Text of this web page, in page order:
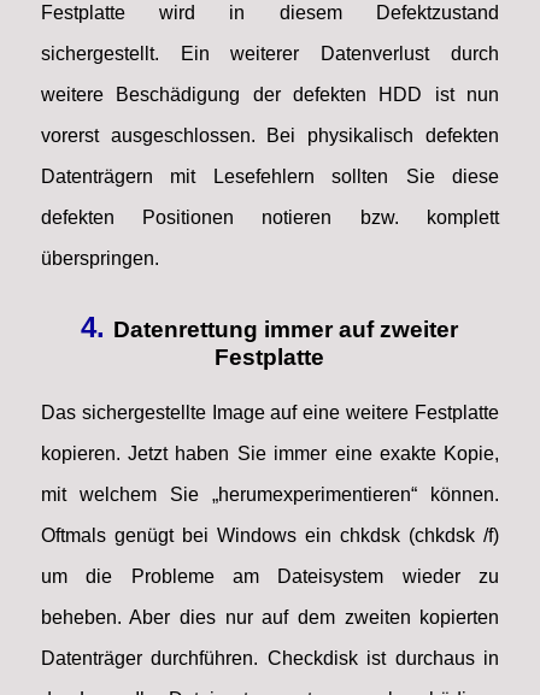
Festplatte wird in diesem Defektzustand
sichergestellt. Ein weiterer Datenverlust durch
weitere Beschädigung der defekten HDD ist nun
vorerst ausgeschlossen. Bei physikalisch defekten
Datenträgern mit Lesefehlern sollten Sie diese
defekten Positionen notieren bzw. komplett
überspringen.
4. Datenrettung immer auf zweiter
Festplatte
Das sichergestellte Image auf eine weitere Festplatte
kopieren. Jetzt haben Sie immer eine exakte Kopie,
mit welchem Sie „herumexperimentieren“ können.
Oftmals genügt bei Windows ein chkdsk (chkdsk /f)
um die Probleme am Dateisystem wieder zu
beheben. Aber dies nur auf dem zweiten kopierten
Datenträger durchführen. Checkdisk ist durchaus in